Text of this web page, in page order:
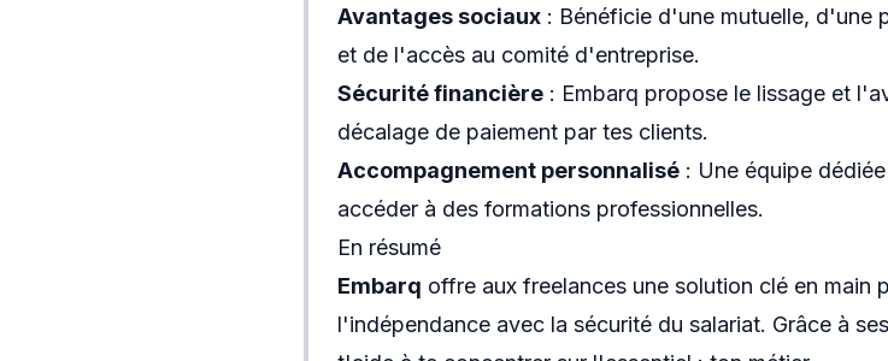
Avantages sociaux : Bénéficie d'une mutuelle, d'une
et de l'accès au comité d'entreprise.
Sécurité financière : Embarq propose le lissage et
décalage de paiement par tes clients.
Accompagnement personnalisé : Une équipe
accéder à des formations professionnelles.
En résumé
Embarq offre aux freelances une solution clé en main
l'indépendance avec la sécurité du salariat. Grâce à